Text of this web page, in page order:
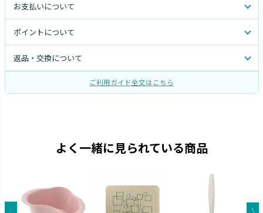
お支払いについて
ポイントについて
返品・交換について
ご利用ガイド全文はこちら
よく一緒に見られている商品